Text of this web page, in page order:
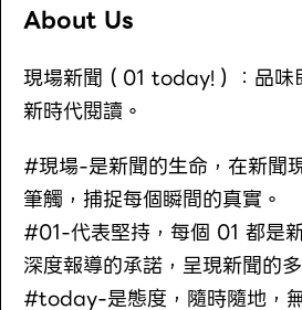
About Us
現場新聞（01 today!）：品味
新時代閱讀。
#現場-是新聞的生命，在新聞
筆觸，捕捉每個瞬間的真實。
#01-代表堅持，每個 01 都是
深度報導的承諾，呈現新聞的
#today-是態度，隨時隨地，